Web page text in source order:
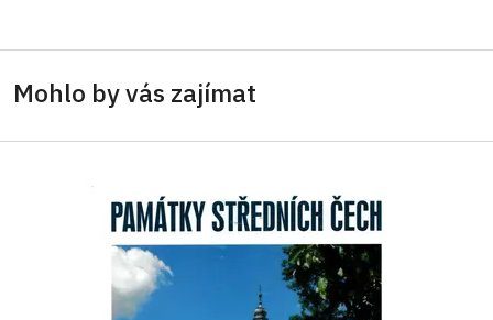
Mohlo by vás zajímat